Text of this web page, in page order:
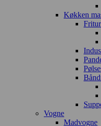
Køkken
Vogne
Madvogne